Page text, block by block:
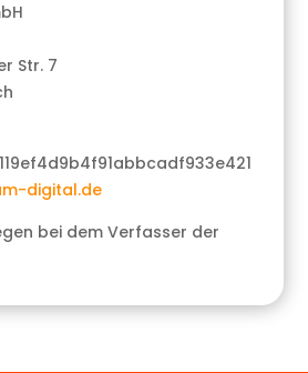
Str. 7
digital.de
bei dem Verfasser der